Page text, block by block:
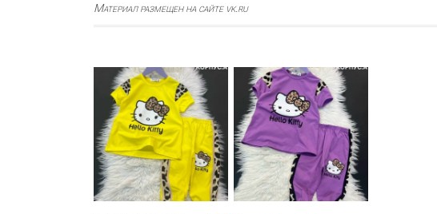
Материал размещен на сайте vk.ru